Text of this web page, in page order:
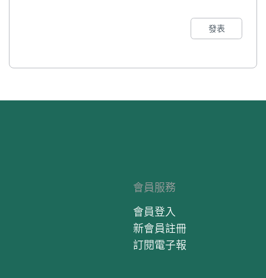
發表
會員服務
會員登入
新會員註冊
訂閱電子報